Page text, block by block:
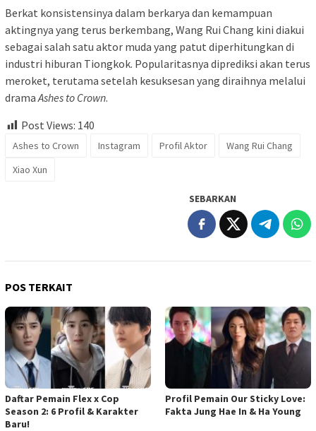
Berkat konsistensinya dalam berkarya dan kemampuan
aktingnya yang terus berkembang, Wang Rui Chang kini diakui
sebagai salah satu aktor muda yang patut diperhitungkan di
industri hiburan Tiongkok. Popularitasnya diprediksi akan terus
meroket, terutama setelah kesuksesan yang diraihnya melalui
drama Ashes to Crown.
Post Views: 140
Ashes to Crown Instagram Profil Aktor
Wang Rui Chang
Xiao Xun
SEBARKAN
POS TERKAIT
Daftar Pemain Flex x Cop
Season 2: 6 Profil & Karakter
Baru!
Profil Pemain Our Sticky Love:
Fakta Jung Hae In & Ha Young